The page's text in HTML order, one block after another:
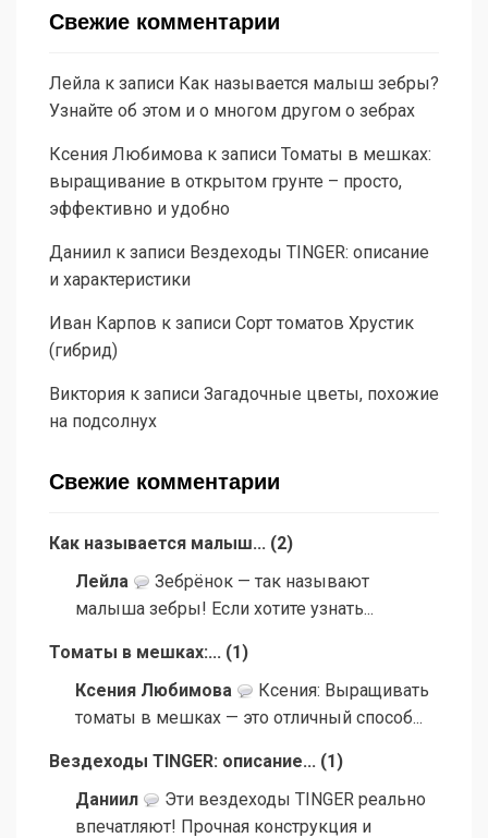
Свежие комментарии
Лейла к записи Как называется малыш зебры?
Узнайте об этом и о многом другом о зебрах
Ксения Любимова к записи Томаты в мешках:
выращивание в открытом грунте – просто,
эффективно и удобно
Даниил к записи Вездеходы TINGER: описание
и характеристики
Иван Карпов к записи Сорт томатов Хрустик
(гибрид)
Виктория к записи Загадочные цветы, похожие
на подсолнух
Свежие комментарии
Как называется малыш... (2)
Лейла
Зебрёнок — так называют
малыша зебры! Если хотите узнать...
Томаты в мешках:... (1)
Ксения Любимова
Ксения: Выращивать
томаты в мешках — это отличный способ...
Вездеходы TINGER: описание... (1)
Даниил
Эти вездеходы TINGER реально
впечатляют! Прочная конструкция и